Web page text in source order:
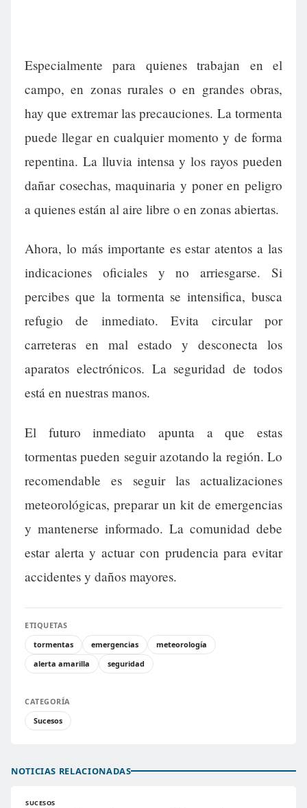
Especialmente para quienes trabajan en el
campo, en zonas rurales o en grandes obras,
hay que extremar las precauciones. La tormenta
puede llegar en cualquier momento y de forma
repentina. La lluvia intensa y los rayos pueden
dañar cosechas, maquinaria y poner en peligro
a quienes están al aire libre o en zonas abiertas.
Ahora, lo más importante es estar atentos a las
indicaciones oficiales y no arriesgarse. Si
percibes que la tormenta se intensifica, busca
refugio de inmediato. Evita circular por
carreteras en mal estado y desconecta los
aparatos electrónicos. La seguridad de todos
está en nuestras manos.
El futuro inmediato apunta a que estas
tormentas pueden seguir azotando la región. Lo
recomendable es seguir las actualizaciones
meteorológicas, preparar un kit de emergencias
y mantenerse informado. La comunidad debe
estar alerta y actuar con prudencia para evitar
accidentes y daños mayores.
ETIQUETAS
tormentas
emergencias
meteorología
alerta amarilla
seguridad
CATEGORÍA
Sucesos
NOTICIAS RELACIONADAS
SUCESOS